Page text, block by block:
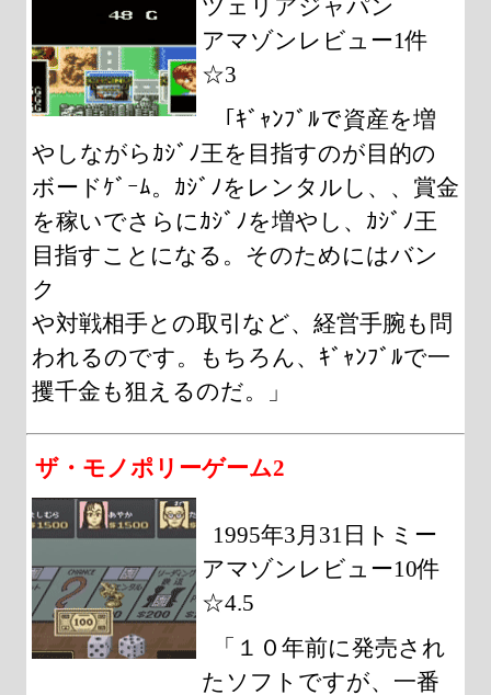
ツェリアジャパン
アマゾンレビュー1件
☆3
「ｷﾞｬﾝﾌﾞﾙで資産を増
やしながらｶｼﾞﾉ王を目指すのが目的の
ボードｹﾞｰﾑ。ｶｼﾞﾉをレンタルし、、賞金
を稼いでさらにｶｼﾞﾉを増やし、ｶｼﾞﾉ王
目指すことになる。そのためにはバン
ク
や対戦相手との取引など、経営手腕も問
われるのです。もちろん、ｷﾞｬﾝﾌﾞﾙで一
攫千金も狙えるのだ。」
ザ・モノポリーゲーム2
1995年3月31日トミー
アマゾンレビュー10件
☆4.5
「１０年前に発売され
たソフトですが、一番